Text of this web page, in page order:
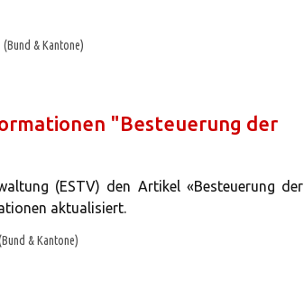
(Bund & Kantone)
"Besteuerung der
(ESTV) den Artikel «Besteuerung der
aktualisiert.
& Kantone)